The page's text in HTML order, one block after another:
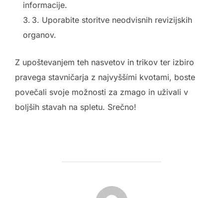
informacije.
3. Uporabite storitve neodvisnih revizijskih
organov.
Z upoštevanjem teh nasvetov in trikov ter izbiro
pravega stavničarja z najvyššími kvotami, boste
povečali svoje možnosti za zmago in uživali v
boljših stavah na spletu. Srečno!
POST AUTHOR